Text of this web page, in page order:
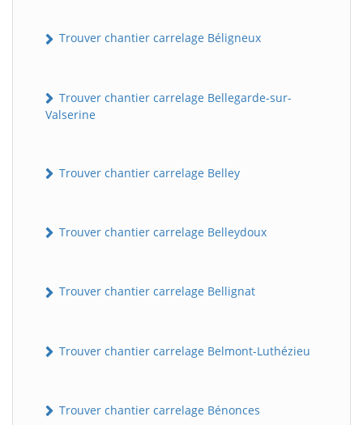
Trouver chantier carrelage Béligneux
Trouver chantier carrelage Bellegarde-sur-
Valserine
Trouver chantier carrelage Belley
Trouver chantier carrelage Belleydoux
Trouver chantier carrelage Bellignat
Trouver chantier carrelage Belmont-Luthézieu
Trouver chantier carrelage Bénonces